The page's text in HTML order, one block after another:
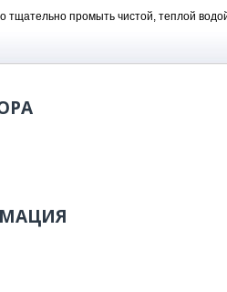
тщательно промыть чистой, теплой